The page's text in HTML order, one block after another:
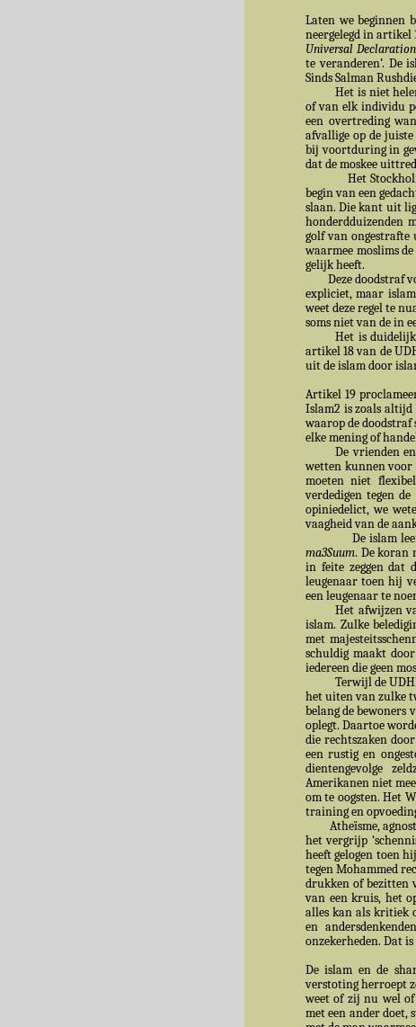
Laten we beginnen
neergelegd in artikel
Universal
te veranderen’. De
Sinds Salman
Het is niet
of van elk individu
een overtreding
afvallige op de
bij voortduring in
dat de moskee
Het
begin van een
slaan. Die kant uit
honderdduizenden
golf van ongestrafte
waarmee moslims
gelijk heeft.
Deze doodstraf
expliciet, maar
weet deze regel te
soms niet van de in
Het is
artikel 18 van de
uit de islam door
Artikel 19
Islam2 is zoals altijd
waarop de doodstraf
elke mening of
De vrienden
wetten kunnen voor
moeten niet
verdedigen tegen
opiniedelict, we
vaagheid van de
De islam
ma3Suum. De koran
in feite zeggen dat
leugenaar toen hij
een leugenaar te
Het afwijzen
islam. Zulke
met
schuldig maakt
iedereen die geen
Terwijl de
het uiten van zulke
belang de
oplegt. Daartoe
die rechtszaken
een rustig en
dientengevolge
Amerikanen niet
om te oogsten. Het
training en
Atheïsme,
het vergrijp
heeft gelogen toen
tegen Mohammed
drukken of bezitten
van een kruis, het
alles kan als kritiek
en
onzekerheden. Dat
De islam en de
verstoting herroept
weet of zij nu wel of
met een ander doet,